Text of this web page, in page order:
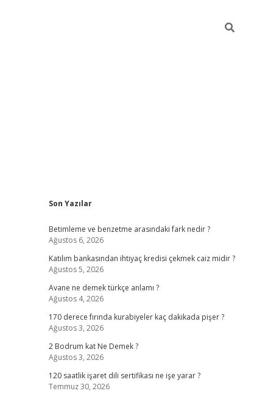
Sidebar
Son Yazılar
Betimleme ve benzetme arasındaki fark nedir ?
Ağustos 6, 2026
Katılım bankasından ihtiyaç kredisi çekmek caiz midir ?
Ağustos 5, 2026
Avane ne demek türkçe anlamı ?
Ağustos 4, 2026
170 derece fırında kurabiyeler kaç dakikada pişer ?
Ağustos 3, 2026
2 Bodrum kat Ne Demek ?
Ağustos 3, 2026
120 saatlik işaret dili sertifikası ne işe yarar ?
Temmuz 30, 2026